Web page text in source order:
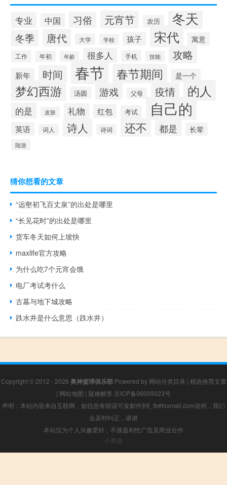
专业 中国 习俗 元宵节 农历 冬天
冬季 唐代 大学 学校 孩子 宋代 寓意
工作 年初 年龄 很多人 手机 技能 攻略
新年 时间 春节 春节期间 是一个
梦幻西游 汤圆 游戏 父母 疫情 的人
的是 皮肤 礼物 红包 考试 自己的
英语 词人 诗人 诗词 还不 都是 长辈
陆游
猜你想看的文章
“远壑初飞百丈泉”的出处是哪里
“长见花时”的出处是哪里
货车冬天如何上坡快
maxlife官方攻略
为什么吃7个元宵会饿
电厂考试考什么
古墓与地下城攻略
跌水井是什么意思（跌水井）
Copyright © 2012 - 2026 奥神篮球俱乐部Powered by 网站分类目录 | 精选推荐文章
| 网站地图 | 疑难解答 京ICP备06009323号
声明：本站内容来自互联网，如信息有错误可发邮件到f_fb#foxmail.com说明，我们
会及时纠正，谢谢
本站仅为个人兴趣爱好，不接盈利性广告及商业合作
小男孩